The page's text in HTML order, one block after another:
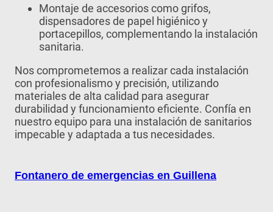
Montaje de accesorios como grifos,
dispensadores de papel higiénico y
portacepillos, complementando la instalación
sanitaria.
Nos comprometemos a realizar cada instalación
con profesionalismo y precisión, utilizando
materiales de alta calidad para asegurar
durabilidad y funcionamiento eficiente. Confía en
nuestro equipo para una instalación de sanitarios
impecable y adaptada a tus necesidades.
Fontanero de emergencias en Guillena